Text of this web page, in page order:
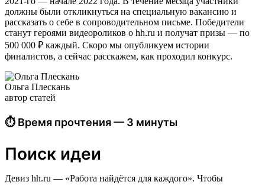
должны были откликнуться на специальную вакансию и
рассказать о себе в сопроводительном письме. Победители
станут героями видеороликов о hh.ru и получат призы — по
500 000 ₽ каждый. Скоро мы опубликуем истории
финалистов, а сейчас расскажем, как проходил конкурс.
Ольга Плескань
автор статей
⏱ Время прочтения — 3 минуты
Поиск идеи
Девиз hh.ru — «Работа найдётся для каждого». Чтобы